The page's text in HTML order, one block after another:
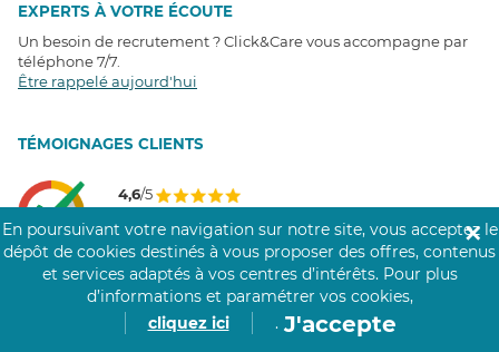
EXPERTS À VOTRE ÉCOUTE
Un besoin de recrutement ? Click&Care vous accompagne par
téléphone 7/7
Être rappelé aujourd'hui
TÉMOIGNAGES CLIENTS
4,6/5
Google
COMMUNAUTÉ CLICK&CARE
En poursuivant votre navigation sur notre site, vous acceptez le
dépôt de cookies destinés à vous proposer des offres, contenus
et services adaptés à vos centres d’intérêts. Pour plus
d’informations et paramétrer vos cookies,
cliquez ici
. J'accepte
✕